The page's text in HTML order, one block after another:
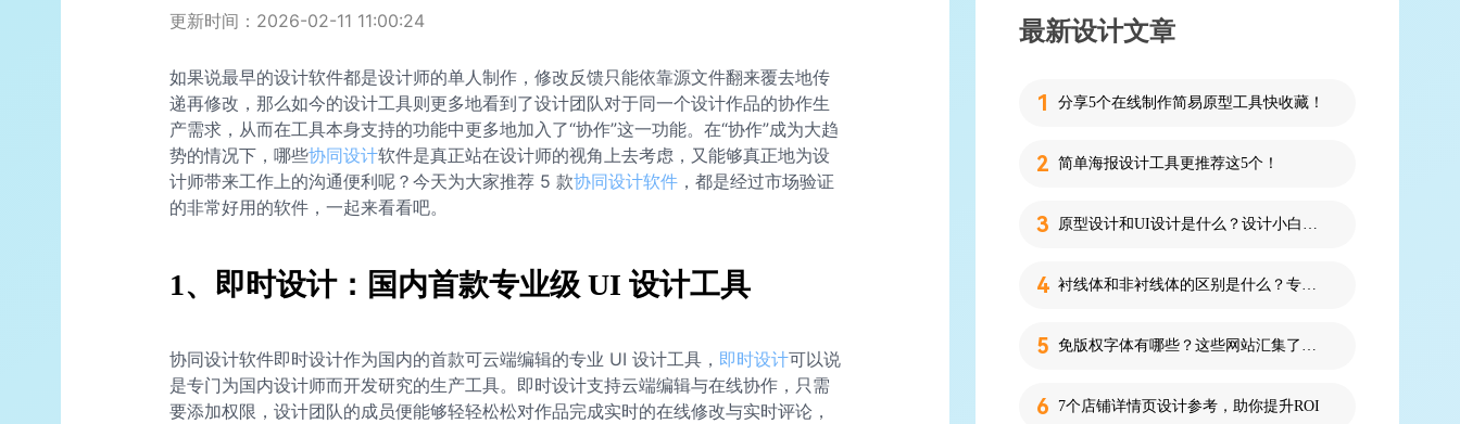
更新时间：2026-02-11 11:00:24
如果说最早的设计软件都是设计师的单人制作，修改反馈只能依靠源文件翻来覆去地传
递再修改，那么如今的设计工具则更多地看到了设计团队对于同一个设计作品的协作生
产需求，从而在工具本身支持的功能中更多地加入了“协作”这一功能。在“协作”成为大趋
势的情况下，哪些协同设计软件是真正站在设计师的视角上去考虑，又能够真正地为设
计师带来工作上的沟通便利呢？今天为大家推荐 5 款协同设计软件 ，都是经过市场验证
的非常好用的软件，一起来看看吧。
1、即时设计：国内首款专业级 UI 设计工具
协同设计软件即时设计作为国内的首款可云端编辑的专业 UI 设计工具， 即时设计可以说
是专门为国内设计师而开发研究的生产工具。即时设计支持云端编辑与在线协作，只需
要添加权限，设计团队的成员便能够轻轻松松对作品完成实时的在线修改与实时评论，
最新设计文章
分享5个在线制作简易原型工具快收藏！
简单海报设计工具更推荐这5个！
原型设计和UI设计是什么？设计小白必看的科普！
衬线体和非衬线体的区别是什么？专为设计新人解答！
免版权字体有哪些？这些网站汇集了近百款免版权字体！
7个店铺详情页设计参考，助你提升ROI